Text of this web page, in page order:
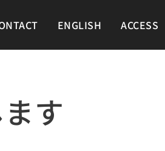
ENGLISH ACCESS
す